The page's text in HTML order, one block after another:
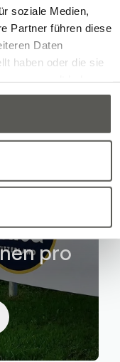
soziale Medien,
Partner führen diese
Daten
haben oder die sie
mit
and-
pro